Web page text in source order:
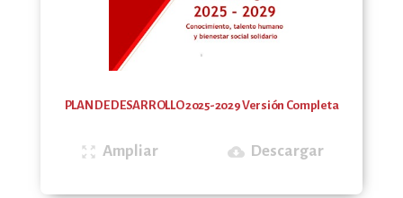
PLAN DE DESARROLLO 2025-2029 Versión Completa
zoom_out_map Ampliar cloud_download Descargar